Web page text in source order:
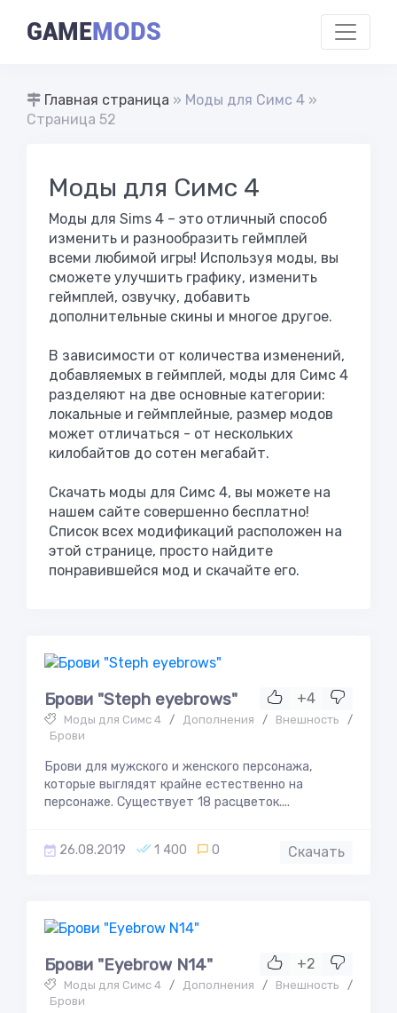
GAMEMODS
Главная страница » Моды для Симс 4 »
Страница 52
Моды для Симс 4
Моды для Sims 4 – это отличный способ
изменить и разнообразить геймплей
всеми любимой игры! Используя моды, вы
сможете улучшить графику, изменить
геймплей, озвучку, добавить
дополнительные скины и многое другое.
В зависимости от количества изменений,
добавляемых в геймплей, моды для Симс 4
разделяют на две основные категории:
локальные и геймплейные, размер модов
может отличаться - от нескольких
килобайтов до сотен мегабайт.
Скачать моды для Симс 4, вы можете на
нашем сайте совершенно бесплатно!
Список всех модификаций расположен на
этой странице, просто найдите
понравившейся мод и скачайте его.
+4
Брови "Steph eyebrows"
Моды для Симс 4 / Дополнения / Внешность
/
Брови
Брови для мужского и женского персонажа,
которые выглядят крайне естественно на
персонаже. Существует 18 расцветок....
26.08.2019 1 400 0 Скачать
+2
Брови "Eyebrow N14"
Моды для Симс 4 / Дополнения / Внешность
/
Брови